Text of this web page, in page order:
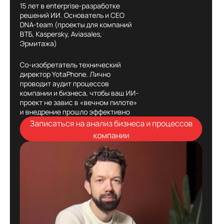
15 лет в enterprise-разработке
решений ИИ. Основатель и CEO
DNA-team (проекты для компаний
ВТБ, Kaspersky, Aviasales,
Эрмитажа)
Со-изобретатель технический
директор YotaPhone. Лично
проводит аудит процессов
компании и бизнеса, чтобы ваш ИИ-
проект не завис в «вечном пилоте»
и внедрение прошло эффективно
Записаться на анализ бизнеса и процессов
компании